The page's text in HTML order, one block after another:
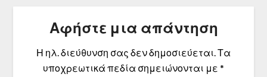
Αφήστε μια απάντηση
Η ηλ. διεύθυνση σας δεν δημοσιεύεται.Τα
υποχρεωτικά πεδία σημειώνονται με *